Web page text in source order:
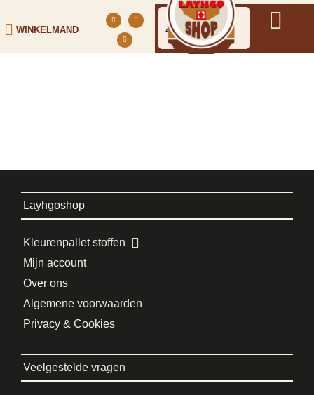
WINKELMAND
Layhgoshop
Kleurenpallet stoffen
Mijn account
Over ons
Algemene voorwaarden
Privacy & Cookies
Veelgestelde vragen